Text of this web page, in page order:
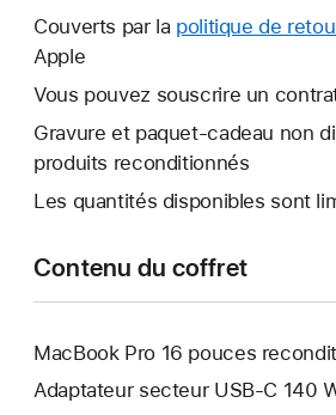
Couverts par la politique de
Apple
Vous pouvez souscrire un
Gravure et paquet-cadeau non
produits reconditionnés
Les quantités disponibles sont
Contenu du coffret
MacBook Pro 16 pouces
Adaptateur secteur USB-C 140